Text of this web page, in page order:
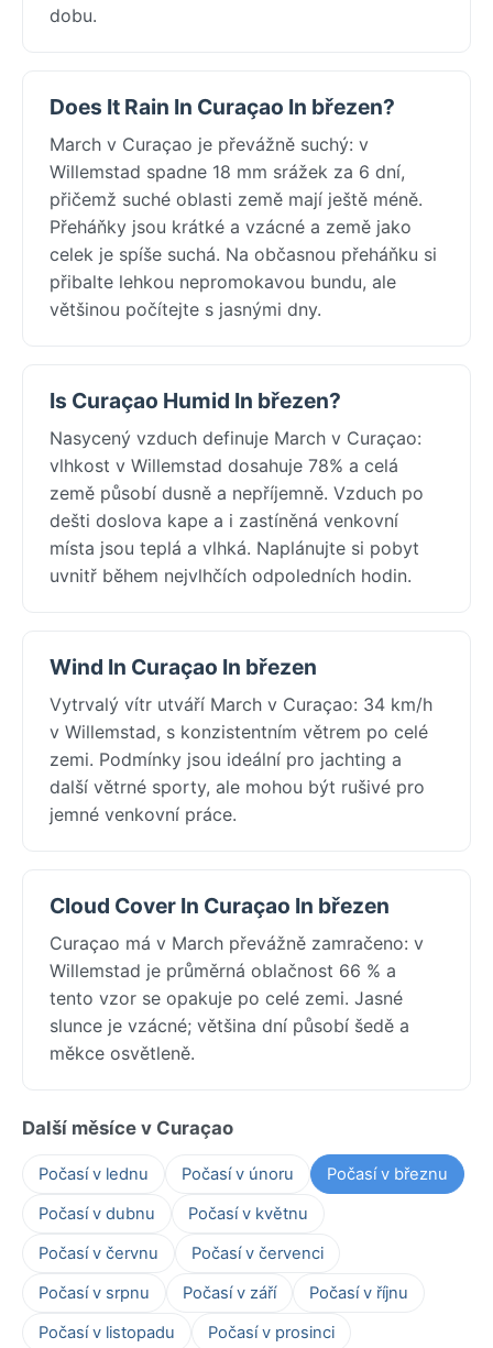
dobu.
Does It Rain In Curaçao In březen?
March v Curaçao je převážně suchý: v
Willemstad spadne 18 mm srážek za 6 dní,
přičemž suché oblasti země mají ještě méně.
Přeháňky jsou krátké a vzácné a země jako
celek je spíše suchá. Na občasnou přeháňku si
přibalte lehkou nepromokavou bundu, ale
většinou počítejte s jasnými dny.
Is Curaçao Humid In březen?
Nasycený vzduch definuje March v Curaçao:
vlhkost v Willemstad dosahuje 78% a celá
země působí dusně a nepříjemně. Vzduch po
dešti doslova kape a i zastíněná venkovní
místa jsou teplá a vlhká. Naplánujte si pobyt
uvnitř během nejvlhčích odpoledních hodin.
Wind In Curaçao In březen
Vytrvalý vítr utváří March v Curaçao: 34 km/h
v Willemstad, s konzistentním větrem po celé
zemi. Podmínky jsou ideální pro jachting a
další větrné sporty, ale mohou být rušivé pro
jemné venkovní práce.
Cloud Cover In Curaçao In březen
Curaçao má v March převážně zamračeno: v
Willemstad je průměrná oblačnost 66 % a
tento vzor se opakuje po celé zemi. Jasné
slunce je vzácné; většina dní působí šedě a
měkce osvětleně.
Další měsíce v Curaçao
Počasí v lednu Počasí v únoru
Počasí v březnu
Počasí v dubnu
Počasí v květnu
Počasí v červnu
Počasí v červenci
Počasí v srpnu
Počasí v září
Počasí v říjnu
Počasí v listopadu
Počasí v prosinci